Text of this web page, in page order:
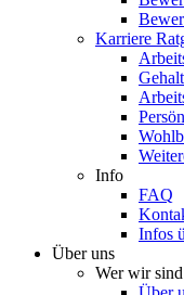
Karriere
Info
FAQ
Infos
Über uns
Wer wir sind